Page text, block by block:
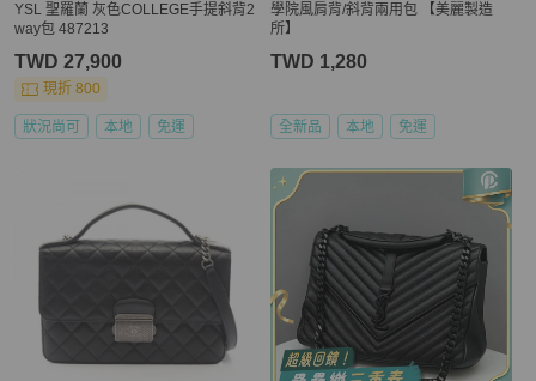
YSL 聖羅蘭 灰色COLLEGE手提斜背2
way包 487213
TWD 27,900
現折 800
狀況尚可 本地 免運
學院風肩背/斜背兩用包 【美麗製造
所】
TWD 1,280
全新品 本地 免運